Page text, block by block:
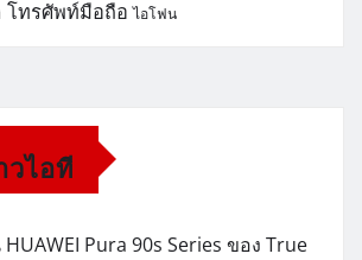
โทรศัพท์มือถือ ไอโฟน
ไอที
Pura 90s Series ของ True